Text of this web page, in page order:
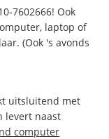
7602666! Ook
laptop of
(Ook 's avonds
uitsluitend met
levert naast
computer